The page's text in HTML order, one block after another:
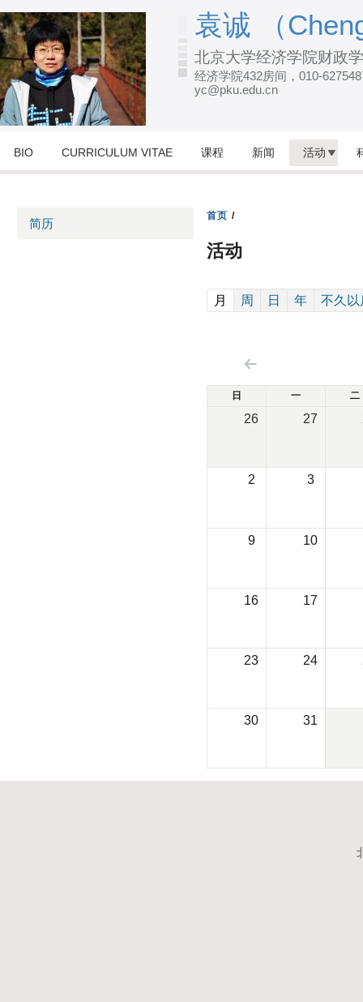
转
到
页
要
袁诚 （
北京大学经济学院财政
经济学院432房间，010-
yc@pku.edu.cn
BIO CURRICULUM VITAE 课程 新闻 活动
首页 /
活动
月 (active tab)
周 日 年 不久以
日 一 二
26 27
2 3
9 10
16 17
23 24
30 31
简历